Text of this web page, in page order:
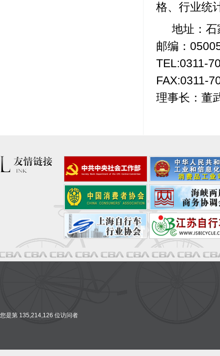
格、行业统
地址：
邮编：
TEL:0311-
FAX:0311-
理事长：董
您是第 135,214,126 位访问者